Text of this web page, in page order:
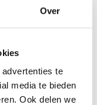
Over
te
media te bieden
Ook delen we
serie ‘Hans
Peeters)